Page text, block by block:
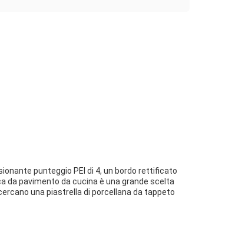
punteggio PEI di 4, un bordo rettificato
pavimento da cucina è una grande scelta
una piastrella di porcellana da tappeto